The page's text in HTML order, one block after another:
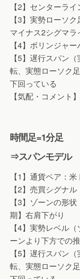
【2】センターラ
【3】実勢ローソ
マイナス2シグマラ
【4】ボリンジャ
【5】遅行スパン
転、実態ローソク
下回っている
【気配・コメント
時間足=1分足
⇒スパンモデル
【1】通貨ペア：
【2】売買シグナ
【3】ゾーンの形
期】右肩下がり
【4】実勢レベル
ーンより下方での
【5】遅行スパン
転、実態ローソク